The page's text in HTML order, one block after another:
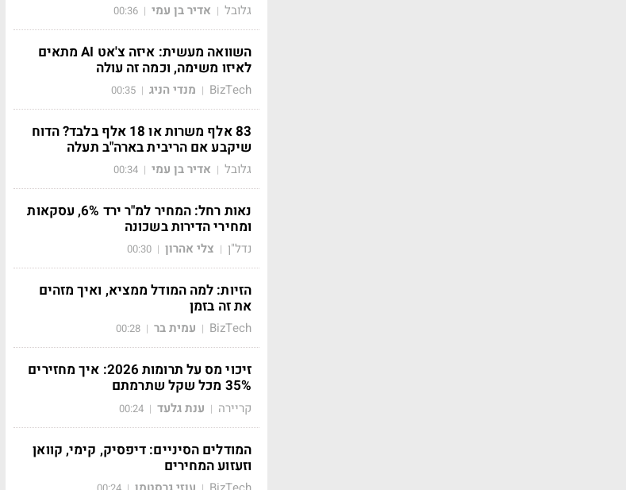
גלובל | אדיר בן עמי |
00:36
השוואה מעשית: איזה צ'אט AI מתאים
לאיזו משימה, וכמה זה עולה
BizTech
| מנדי הניג |
00:35
83 אלף משרות או 18 אלף בלבד? הדוח
שיקבע אם הריבית בארה"ב תעלה
גלובל | אדיר בן עמי |
00:34
נאות רחל: המחיר למ"ר ירד 6%, עסקאות
ומחירי הדירות בשכונה
נדל"ן | צלי אהרון |
00:30
הזיות: למה המודל ממציא, ואיך מזהים
את זה בזמן
BizTech
| עמית בר |
00:28
זיכוי מס על תרומות 2026: איך מחזירים
35% מכל שקל שתרמתם
קריירה | ענת גלעד |
00:24
המודלים הסיניים: דיפסיק, קימי, קוואן
וזעזוע המחירים